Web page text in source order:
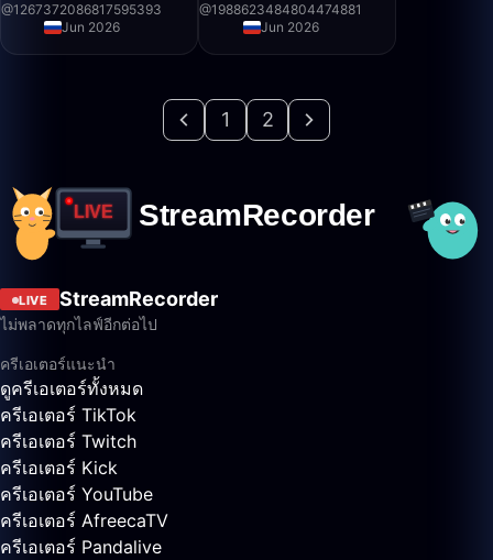
@1267372086817595393
Jun 2026
@1988623484804474881
Jun 2026
1 2
LIVE StreamRecorder
ไม่พลาดทุกไลฟ์อีกต่อไป
ครีเอเตอร์แนะนำ
ดูครีเอเตอร์ทั้งหมด
ครีเอเตอร์ TikTok
ครีเอเตอร์ Twitch
ครีเอเตอร์ Kick
ครีเอเตอร์ YouTube
ครีเอเตอร์ AfreecaTV
ครีเอเตอร์ Pandalive